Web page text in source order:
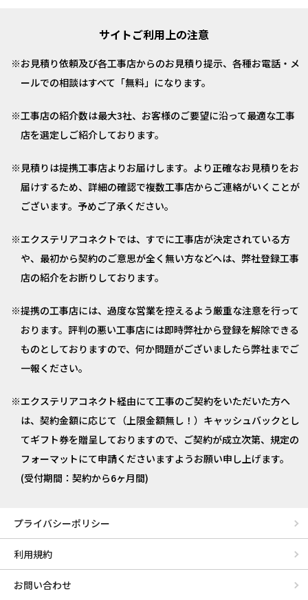
サイトご利用上の注意
お見積り依頼及び各工事店からのお見積り提示、各種お電話・メ
ールでの相談はすべて「無料」になります。
工事店の紹介数は最大3社、お客様のご要望に沿って最適な工事
店を選定しご紹介しております。
見積りは提携工事店よりお届けします。より正確なお見積りをお
届けするため、詳細の確認で複数工事店からご連絡がいくことが
ございます。予めご了承ください。
エクステリアコネクトでは、すでに工事店が決定されている方
や、最初から契約のご意思が全く無い方などへは、弊社登録工事
店の紹介をお断りしております。
提携の工事店には、過度な営業を控えるよう厳重な注意を行って
おります。評判の悪い工事店には即時弊社から登録を解除できる
ものとしておりますので、何か問題がございましたら弊社までご
一報ください。
エクステリアコネクト経由にて工事のご契約をいただいた方へ
は、契約金額に応じて（上限金額無し！）キャッシュバックとし
てギフト券を贈呈しておりますので、ご契約が成立次第、規定の
フォーマットにて申請くださいますようお願い申し上げます。
(受付期間：契約から6ヶ月間)
プライバシーポリシー
利用規約
お問い合わせ